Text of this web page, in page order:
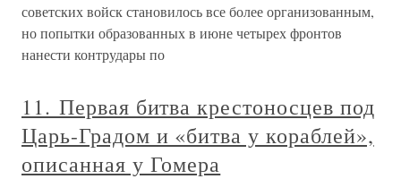
советских войск становилось все более организованным,
но попытки образованных в июне четырех фронтов
нанести контрудары по
11. Первая битва крестоносцев под
Царь-Градом и «битва у кораблей»,
описанная у Гомера